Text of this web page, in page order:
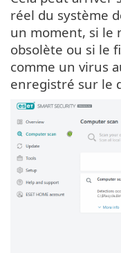
réel du système
un moment, si le
obsolète ou si le
comme un virus
enregistré sur le